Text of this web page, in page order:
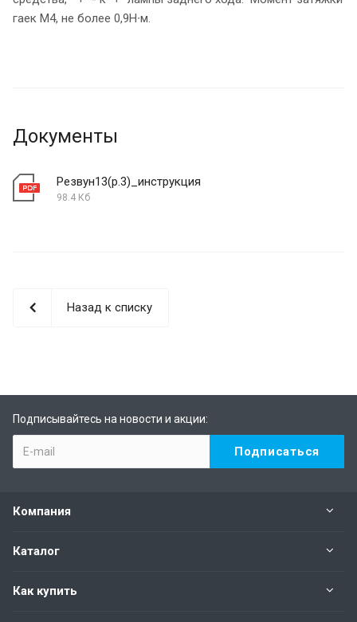
гаек М4, не более 0,9Н∙м.
Документы
Резвун13(р.3)_инструкция
98.4 Кб
Назад к списку
Подписывайтесь на новости и акции:
Компания
Каталог
Как купить